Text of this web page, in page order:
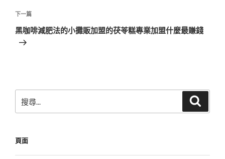
覽
文
章
下
一
篇
下一篇
黑咖啡減肥法的小攤販加盟的茯苓糕專業加盟什麼最賺錢
尋
字:
頁面